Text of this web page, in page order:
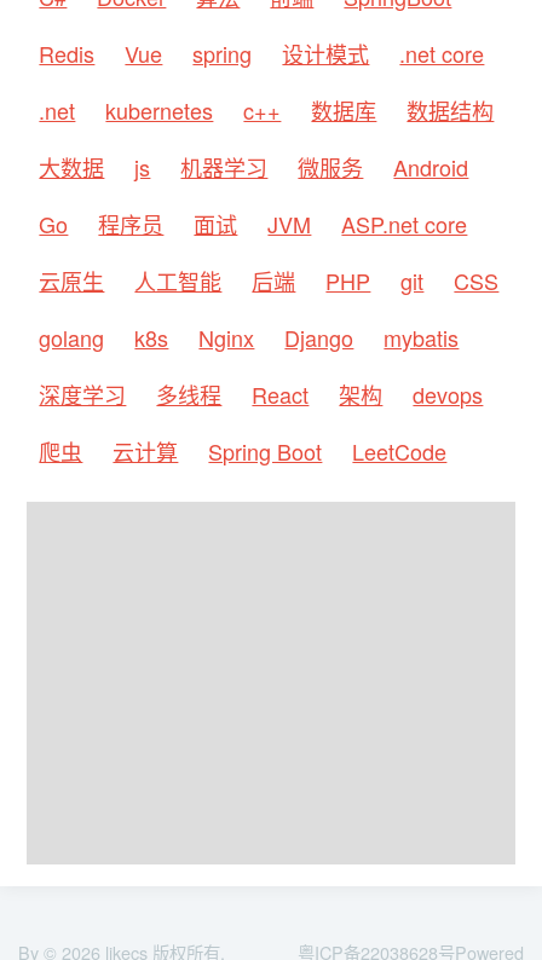
Redis
Vue spring 设计模式
.net core
.net
kubernetes c++ 数据库
数据结构
大数据
js 机器学习 微服务
Android
Go
程序员 面试 JVM
ASP.net core
云原生
人工智能 后端 PHP git
CSS
golang
k8s Nginx Django
mybatis
深度学习
多线程 React 架构
devops
爬虫
云计算 Spring Boot LeetCode
By © 2026 likecs 版权所有, 粤ICP备22038628号Powered